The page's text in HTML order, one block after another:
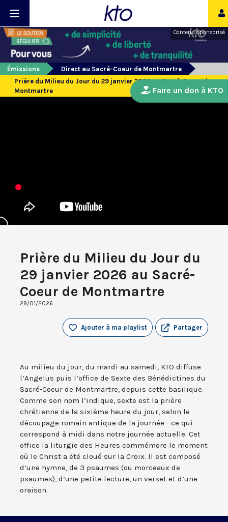
Contenu sponsorisé
Émissions
Direct au Sacré-Coeur de Montmartre
Prière du Milieu du Jour du 29 janvier 2026 au Sacré-Coeur de
Montmartre
Prière du Milieu du Jour du
29 janvier 2026 au Sacré-
Coeur de Montmartre
29/01/2026
Partager
Ajouter à ma playlist
Au milieu du jour, du mardi au samedi, KTO diffuse
l’Angelus puis l’office de Sexte des Bénédictines du
Sacré-Coeur de Montmartre, depuis cette basilique.
Comme son nom l’indique, sexte est la prière
chrétienne de la sixième heure du jour, selon le
découpage romain antique de la journée - ce qui
correspond à midi dans notre journée actuelle. Cet
office la liturgie des Heures commémore le moment
où le Christ a été cloué sur la Croix. Il est composé
d’une hymne, de 3 psaumes (ou morceaux de
psaumes), d’une petite lecture, un verset et d’une
oraison.
Faire un don à KTO